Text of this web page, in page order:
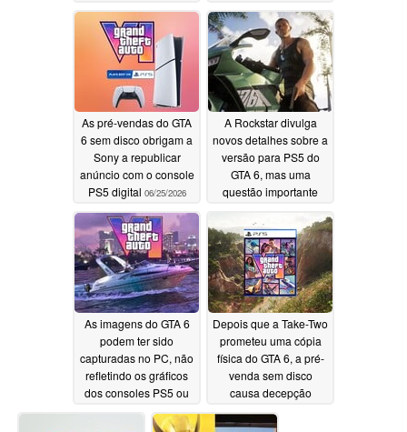
06/25/2026
As pré-vendas do GTA
6 sem disco obrigam a
Sony a republicar
anúncio com o console
PS5 digital 06/25/2026
A Rockstar divulga
novos detalhes sobre a
versão para PS5 do
GTA 6, mas uma
questão importante
06/25/2026
As imagens do GTA 6
podem ter sido
capturadas no PC, não
refletindo os gráficos
dos consoles PS5 ou
06/25/2026
Depois que a Take-Two
prometeu uma cópia
física do GTA 6, a pré-
venda sem disco
causa decepção
06/25/2026